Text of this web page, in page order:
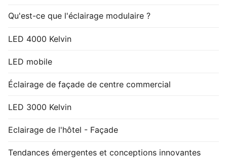
Qu'est-ce que l'éclairage modulaire ?
LED 4000 Kelvin
LED mobile
Éclairage de façade de centre commercial
LED 3000 Kelvin
Eclairage de l'hôtel - Façade
Tendances émergentes et conceptions innovantes